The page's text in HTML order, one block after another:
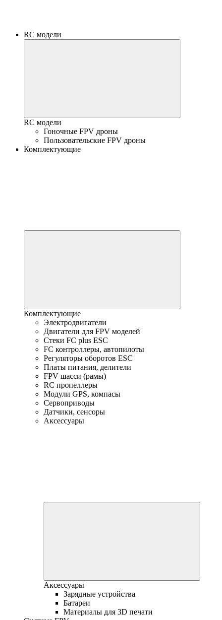
RC модели
RC модели
Гоночные FPV дроны
Пользовательские FPV дроны
Комплектующие
Комплектующие
Электродвигатели
Двигатели для FPV моделей
Стеки FC plus ESC
FC контроллеры, автопилоты
Регуляторы оборотов ESC
Платы питания, делители
FPV шасси (рамы)
RC пропеллеры
Модули GPS, компасы
Сервоприводы
Датчики, сенсоры
Аксессуары
Аксессуары
Зарядные устройства
Батареи
Материалы для 3D печати